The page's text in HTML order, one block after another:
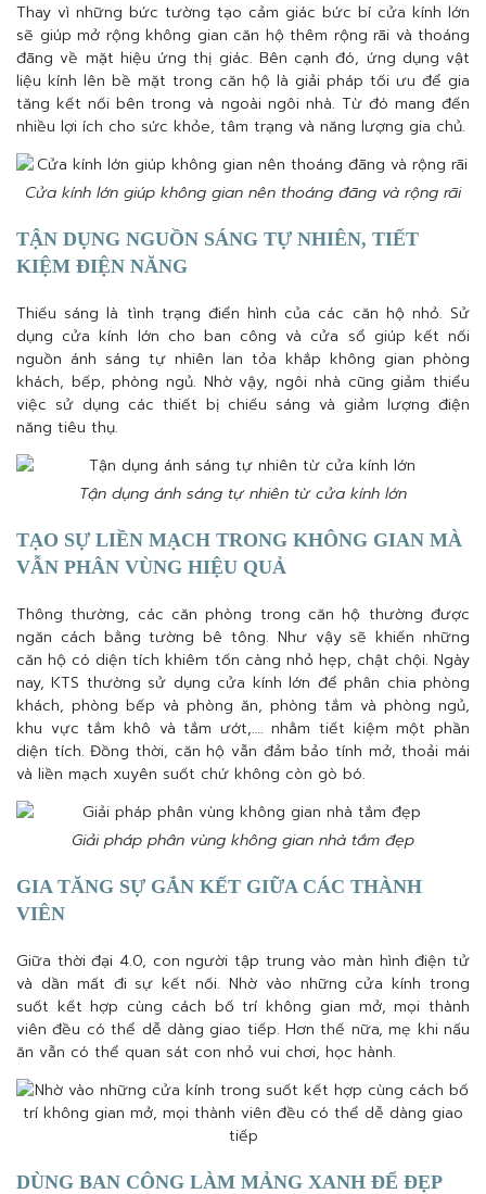
Thay vì những bức tường tạo cảm giác bức bí cửa kính lớn
sẽ giúp mở rộng không gian căn hộ thêm rộng rãi và thoáng
đãng về mặt hiệu ứng thị giác. Bên cạnh đó, ứng dụng vật
liệu kính lên bề mặt trong căn hộ là giải pháp tối ưu để gia
tăng kết nối bên trong và ngoài ngôi nhà. Từ đó mang đến
nhiều lợi ích cho sức khỏe, tâm trạng và năng lượng gia chủ.
Cửa kính lớn giúp không gian nên thoáng đãng và rộng rãi
TẬN DỤNG NGUỒN SÁNG TỰ NHIÊN, TIẾT
KIỆM ĐIỆN NĂNG
Thiếu sáng là tình trạng điển hình của các căn hộ nhỏ. Sử
dụng cửa kính lớn cho ban công và cửa sổ giúp kết nối
nguồn ánh sáng tự nhiên lan tỏa khắp không gian phòng
khách, bếp, phòng ngủ. Nhờ vậy, ngôi nhà cũng giảm thiểu
việc sử dụng các thiết bị chiếu sáng và giảm lượng điện
năng tiêu thụ.
Tận dụng ánh sáng tự nhiên từ cửa kính lớn
TẠO SỰ LIỀN MẠCH TRONG KHÔNG GIAN MÀ
VẪN PHÂN VÙNG HIỆU QUẢ
Thông thường, các căn phòng trong căn hộ thường được
ngăn cách bằng tường bê tông. Như vậy sẽ khiến những
căn hộ có diện tích khiêm tốn càng nhỏ hẹp, chật chội. Ngày
nay, KTS thường sử dụng cửa kính lớn để phân chia phòng
khách, phòng bếp và phòng ăn, phòng tắm và phòng ngủ,
khu vực tắm khô và tắm ướt,…. nhằm tiết kiệm một phần
diện tích. Đồng thời, căn hộ vẫn đảm bảo tính mở, thoải mái
và liền mạch xuyên suốt chứ không còn gò bó.
Giải pháp phân vùng không gian nhà tắm đẹp
GIA TĂNG SỰ GẮN KẾT GIỮA CÁC THÀNH
VIÊN
Giữa thời đại 4.0, con người tập trung vào màn hình điện tử
và dần mất đi sự kết nối. Nhờ vào những cửa kính trong
suốt kết hợp cùng cách bố trí không gian mở, mọi thành
viên đều có thể dễ dàng giao tiếp. Hơn thế nữa, mẹ khi nấu
ăn vẫn có thể quan sát con nhỏ vui chơi, học hành.
DÙNG BAN CÔNG LÀM MẢNG XANH ĐỂ ĐẸP